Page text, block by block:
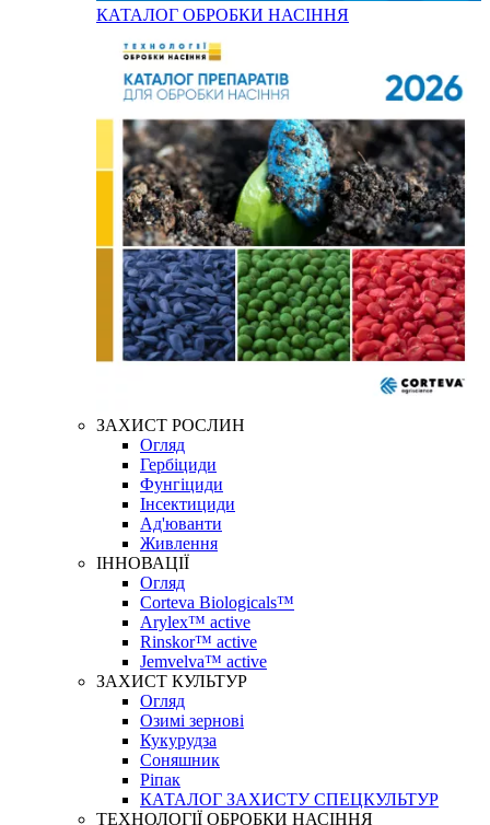
КАТАЛОГ ОБРОБКИ НАСІННЯ
ЗАХИСТ РОСЛИН
Огляд
Гербіциди
Фунгіциди
Інсектициди
Ад'юванти
Живлення
ІННОВАЦІЇ
Огляд
Corteva Biologicals™
Arylex™ active
Rinskor™ active
Jemvelva™ active
ЗАХИСТ КУЛЬТУР
Огляд
Озимі зернові
Кукурудза
Соняшник
Ріпак
КАТАЛОГ ЗАХИСТУ СПЕЦКУЛЬТУР
ТЕХНОЛОГІЇ ОБРОБКИ НАСІННЯ